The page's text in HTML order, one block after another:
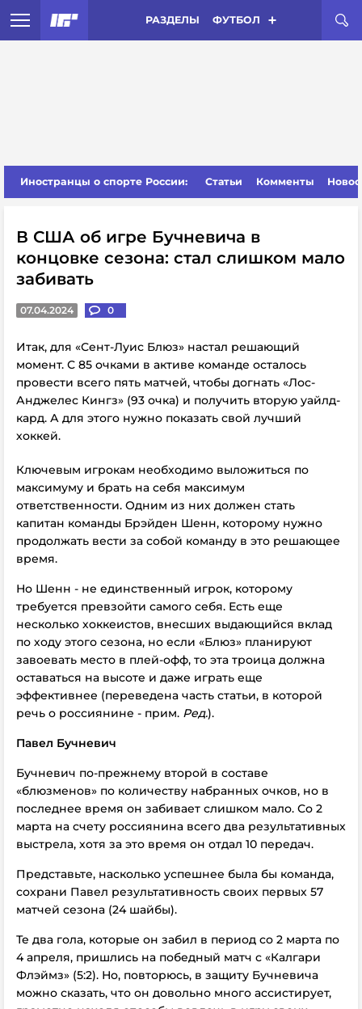
РАЗДЕЛЫ ФУТБОЛ
Иностранцы о спорте России: Статьи Комменты
В США об игре Бучневича в
концовке сезона: стал слишком мало
забивать
07.04.2024 0
Итак, для «Сент-Луис Блюз» настал решающий
момент. С 85 очками в активе команде осталось
провести всего пять матчей, чтобы догнать «Лос-
Анджелес Кингз» (93 очка) и получить вторую уайлд-
кард. А для этого нужно показать свой лучший
хоккей.
Ключевым игрокам необходимо выложиться по
максимуму и брать на себя максимум
ответственности. Одним из них должен стать
капитан команды Брэйден Шенн, которому нужно
продолжать вести за собой команду в это решающее
время.
Но Шенн - не единственный игрок, которому
требуется превзойти самого себя. Есть еще
несколько хоккеистов, внесших выдающийся вклад
по ходу этого сезона, но если «Блюз» планируют
завоевать место в плей-офф, то эта троица должна
оставаться на высоте и даже играть еще
эффективнее (переведена часть статьи, в которой
речь о россиянине - прим. Ред.).
Павел Бучневич
Бучневич по-прежнему второй в составе
«блюзменов» по количеству набранных очков, но в
последнее время он забивает слишком мало. Со 2
марта на счету россиянина всего два результативных
выстрела, хотя за это время он отдал 10 передач.
Представьте, насколько успешнее была бы команда,
сохрани Павел результативность своих первых 57
матчей сезона (24 шайбы).
Те два гола, которые он забил в период со 2 марта по
4 апреля, пришлись на победный матч с «Калгари
Флэймз» (5:2). Но, повторюсь, в защиту Бучневича
можно сказать, что он довольно много ассистирует,